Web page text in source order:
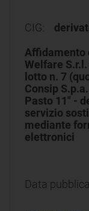
CIG:
Affidamento
Welfare
lotto n. 7
Consip
Pasto 11" -
servizio
mediante
elettronici
Data